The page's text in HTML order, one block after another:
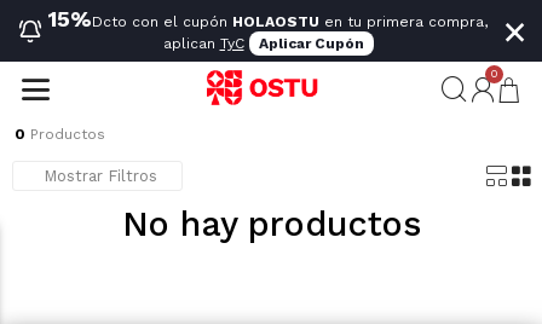
15%Dcto con el cupón HOLAOSTU en tu primera compra,
aplican TyC Aplicar Cupón ×
0
0 Productos
Mostrar Filtros
No hay productos